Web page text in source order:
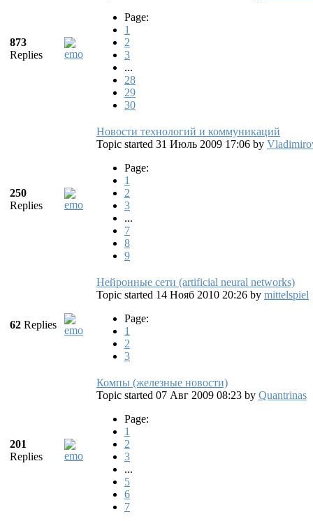
873
Replies
Page:
1
2
3
...
28
29
30
250
Replies
Новости технологий и коммуникаций
Topic started 31 Июль 2009 17:06 by
Page:
1
2
3
...
7
8
9
62 Replies
Нейронные сети (artificial neural networks)
Topic started 14 Нояб 2010 20:26 by mittelspiel
Page:
1
2
3
201
Replies
Компы (железные новости)
Topic started 07 Авг 2009 08:23 by Quantrinas
Page:
1
2
3
...
5
6
7